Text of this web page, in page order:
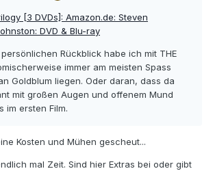
[3 DVDs]: Amazon.de: Steven
DVD & Blu-ray
Rückblick habe ich mit THE
immer am meisten Spass
Goldblum liegen. Oder daran, dass da
mit großen Augen und offenem Mund
im ersten Film.
Kosten und Mühen gescheut...
mal Zeit. Sind hier Extras bei oder gibt